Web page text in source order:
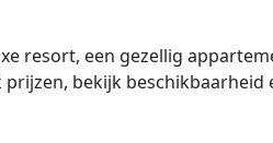
resort, een gezellig
bekijk